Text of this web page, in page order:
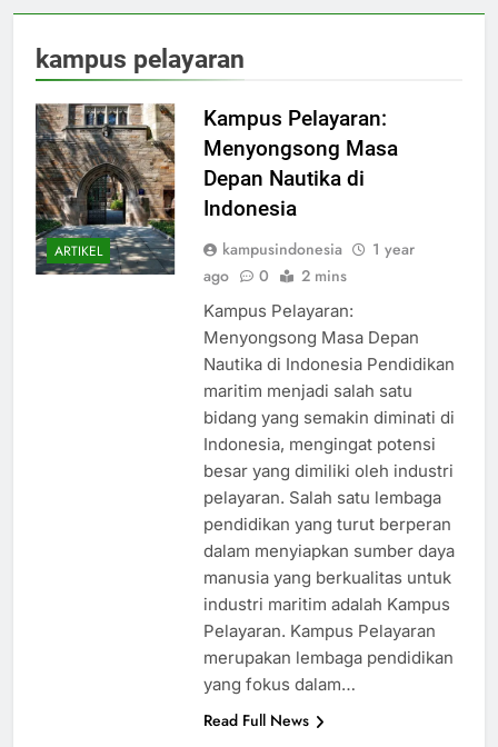
kampus pelayaran
ARTIKEL
Kampus Pelayaran:
Menyongsong Masa
Depan Nautika di
Indonesia
kampusindonesia
1 year
ago
0 2 mins
Kampus Pelayaran:
Menyongsong Masa Depan
Nautika di Indonesia Pendidikan
maritim menjadi salah satu
bidang yang semakin diminati di
Indonesia, mengingat potensi
besar yang dimiliki oleh industri
pelayaran. Salah satu lembaga
pendidikan yang turut berperan
dalam menyiapkan sumber daya
manusia yang berkualitas untuk
industri maritim adalah Kampus
Pelayaran. Kampus Pelayaran
merupakan lembaga pendidikan
yang fokus dalam…
Read Full News